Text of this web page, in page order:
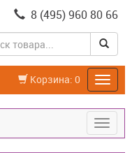
8 (495) 960 80 66
Корзина: 0